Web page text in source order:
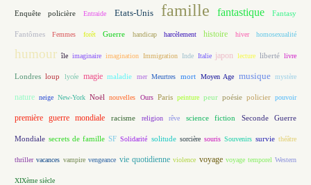
Enquête policière Entraide Etats-Unis famille fantastique Fantasy
Fantômes Femmes forêt Guerre handicap harcèlement histoire hiver homosexualité
humour île imaginaire imagination Immigration Inde Italie japon lecture liberté livre
Londres loup lycée magie maladie mer Meurtres mort Moyen Age musique mystère
nature neige New-York Noël nouvelles Ours Paris peinture peur poésie policier pouvoir
première guerre mondiale racisme religion rêve science fiction Seconde Guerre
Mondiale secrets de famille SF Solidarité solitude sorcière souris Souvenirs survie théâtre
thriller vacances vampire vengeance vie quotidienne violence voyage voyage temporel Western
XIXème siècle